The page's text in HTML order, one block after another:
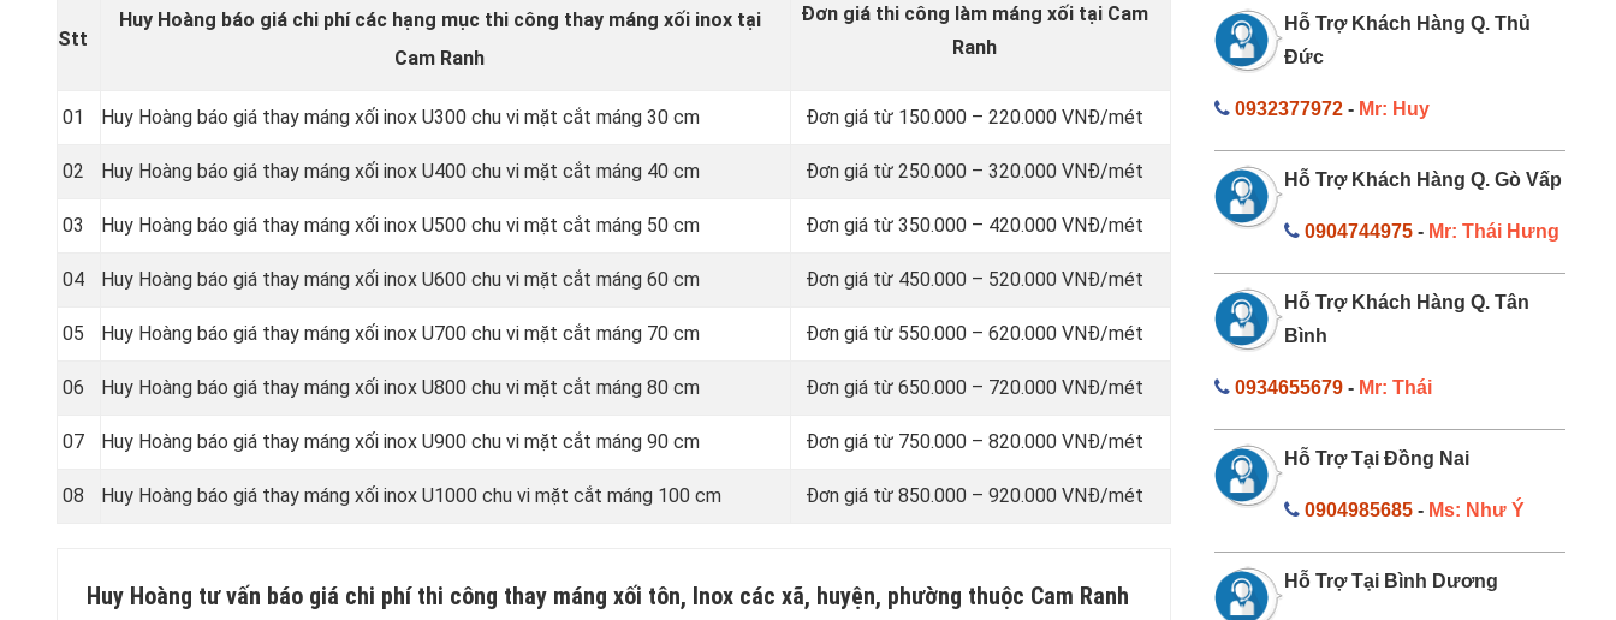
Stt
Huy Hoàng báo giá chi phí các hạng mục thi công thaymáng xối inoxtại
Cam Ranh
Đơn giá thi công làm máng xối tại Cam
Ranh
01 Huy Hoàng báo giá thay máng xối inox U300 chu vi mặt cắt máng 30 cm Đơn giá từ 150.000 – 220.000 VNĐ/mét
02 Huy Hoàng báo giá thay máng xối inox U400 chu vi mặt cắt máng 40 cm Đơn giá từ 250.000 – 320.000 VNĐ/mét
03 Huy Hoàng báo giá thay máng xối inox U500 chu vi mặt cắt máng 50 cm Đơn giá từ 350.000 – 420.000 VNĐ/mét
04 Huy Hoàng báo giá thay máng xối inox U600 chu vi mặt cắt máng 60 cm Đơn giá từ 450.000 – 520.000 VNĐ/mét
05 Huy Hoàng báo giá thay máng xối inox U700 chu vi mặt cắt máng 70 cm Đơn giá từ 550.000 – 620.000 VNĐ/mét
06 Huy Hoàng báo giá thay máng xối inox U800 chu vi mặt cắt máng 80 cm Đơn giá từ 650.000 – 720.000 VNĐ/mét
07 Huy Hoàng báo giá thay máng xối inox U900 chu vi mặt cắt máng 90 cm Đơn giá từ 750.000 – 820.000 VNĐ/mét
08 Huy Hoàng báo giá thay máng xối inox U1000 chu vi mặt cắt máng 100 cm Đơn giá từ 850.000 – 920.000 VNĐ/mét
Huy Hoàng tư vấn báo giá chi phí thi công thay máng xối tôn, Inox các xã, huyện, phường thuộc Cam Ranh
Hỗ Trợ Khách Hàng Q. Thủ
Đức
0932377972- Mr: Huy
Hỗ Trợ Khách Hàng Q. Gò Vấp
0904744975 - Mr: Thái Hưng
Hỗ Trợ Khách Hàng Q. Tân
Bình
0934655679- Mr: Thái
Hỗ Trợ Tại Đồng Nai
0904985685 - Ms: Như Ý
Hỗ Trợ Tại Bình Dương